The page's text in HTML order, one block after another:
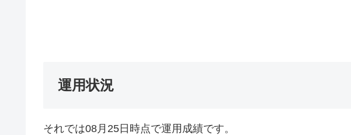
運用状況
それでは08月25日時点で運用成績です。